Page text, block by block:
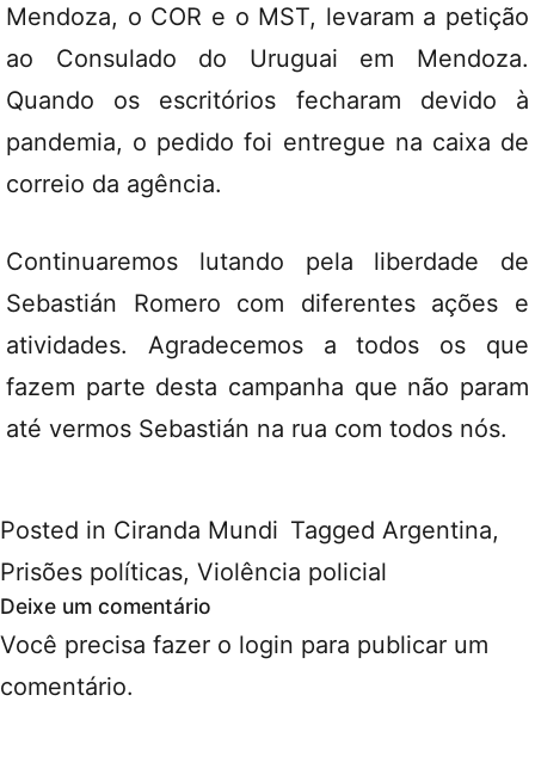
Mendoza, o COR e o MST, levaram a petição
ao Consulado do Uruguai em Mendoza.
Quando os escritórios fecharam devido à
pandemia, o pedido foi entregue na caixa de
correio da agência.
Continuaremos lutando pela liberdade de
Sebastián Romero com diferentes ações e
atividades. Agradecemos a todos os que
fazem parte desta campanha que não param
até vermos Sebastián na rua com todos nós.
Posted in Ciranda Mundi Tagged Argentina,
Prisões políticas, Violência policial
Deixe um comentário
Você precisa fazer o login para publicar um
comentário.